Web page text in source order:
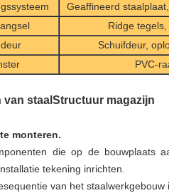
Geaffineerd
Ridge
Schuifdeur,
PVC-
staal Structuur magazijn
monteren.
die op de bouwplaats
tekening inrichten.
van het staalwerkgebouw